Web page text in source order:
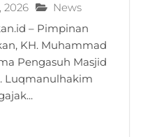
2026
News
– Pimpinan
KH. Muhammad
Pengasuh Masjid
Luqmanulhakim